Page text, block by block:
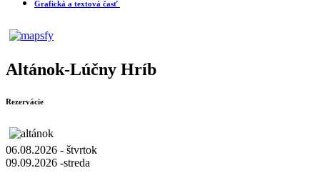
Grafická a textová časť
Altánok-Lúčny Hríb
Rezervácie
06.08.2026 - štvrtok
09.09.2026 -streda